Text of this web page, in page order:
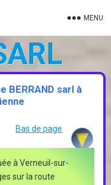
MENU
BERRAND sarl à
Bas de page
à Verneuil-sur-
sur la route